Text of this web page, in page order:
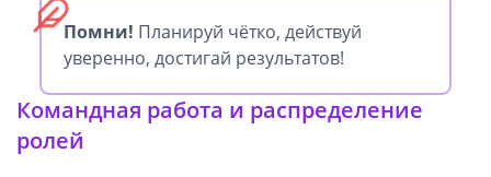
Помни! Планируй чётко, действуй
уверенно, достигай результатов!
Командная работа и распределение
ролей